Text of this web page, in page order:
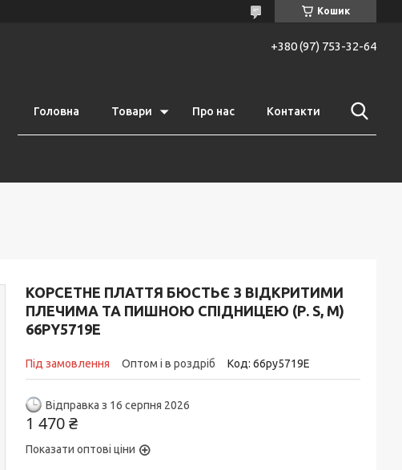
Кошик
+380 (97) 753-32-64
Головна Товари Про нас Контакти
КОРСЕТНЕ ПЛАТТЯ БЮСТЬЄ З ВІДКРИТИМИ
ПЛЕЧИМА ТА ПИШНОЮ СПІДНИЦЕЮ (Р. S, M)
66PY5719Е
Під замовлення Оптом і в роздріб Код: 66py5719Е
Відправка з 16 серпня 2026
1 470 ₴
Показати оптові ціни